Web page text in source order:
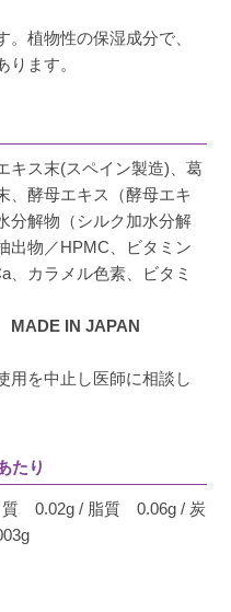
植物性の保湿成分で、
ります。
キス末(スペイン製造)、葛
、酵母エキス（酵母エキ
分解物（シルク加水分解
出物／HPMC、ビタミン
、カラメル色素、ビタミ
MADE IN JAPAN
用を中止し医師に相談し
たり
質 0.02g / 脂質 0.06g / 炭